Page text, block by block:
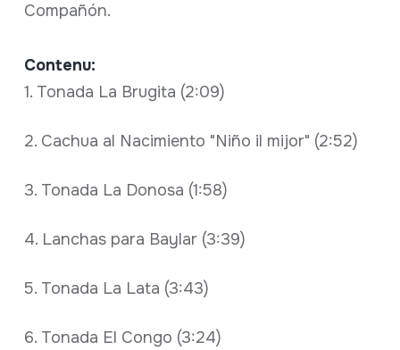
Compañón.
Contenu:
1. Tonada La Brugita (2:09)
2. Cachua al Nacimiento "Niño il mijor" (2:52)
3. Tonada La Donosa (1:58)
4. Lanchas para Baylar (3:39)
5. Tonada La Lata (3:43)
6. Tonada El Congo (3:24)